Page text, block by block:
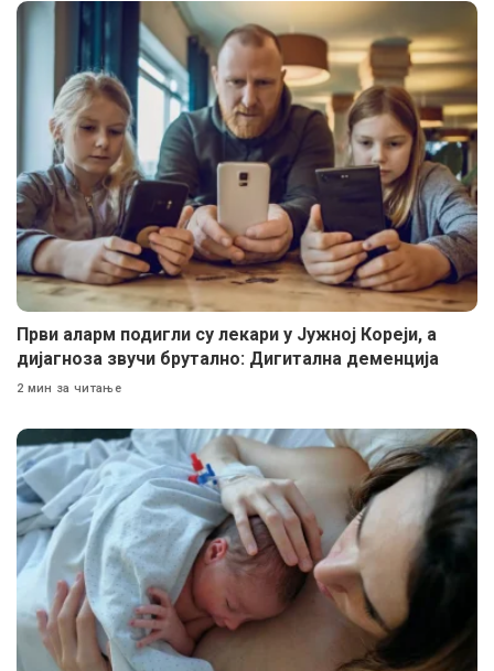
Први аларм подигли су лекари у Јужној Кореји, а
дијагноза звучи брутално: Дигитална деменција
2 мин за читање